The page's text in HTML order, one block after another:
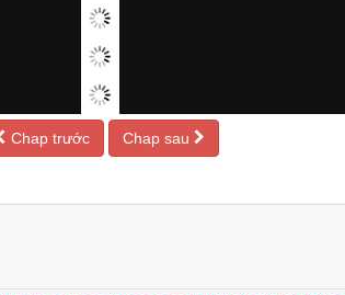
Chap trước Chap sau